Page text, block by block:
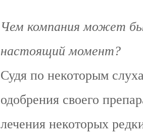
Чем компания может
настоящий момент?
Судя по некоторым
одобрения своего
лечения некоторых